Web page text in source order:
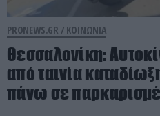
PRONEWS.GR / ΚΟΙΝΩΝΙΑ
Θεσσαλονίκη:
από ταινία
πάνω σε